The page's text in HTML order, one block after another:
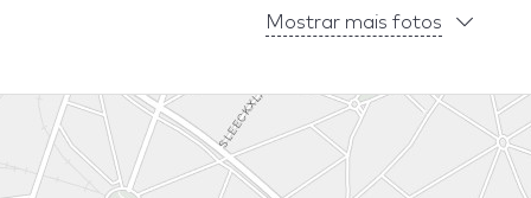
Mostrar mais fotos